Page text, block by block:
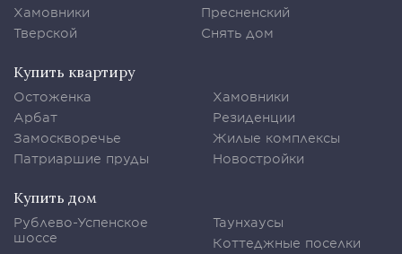
Хамовники
Тверской
Пресненский
Снять дом
Купить квартиру
Остоженка
Арбат
Замоскворечье
Патриаршие пруды
Хамовники
Резиденции
Жилые комплексы
Новостройки
Купить дом
Рублево-Успенское
шоссе
Таунхаусы
Коттеджные поселки